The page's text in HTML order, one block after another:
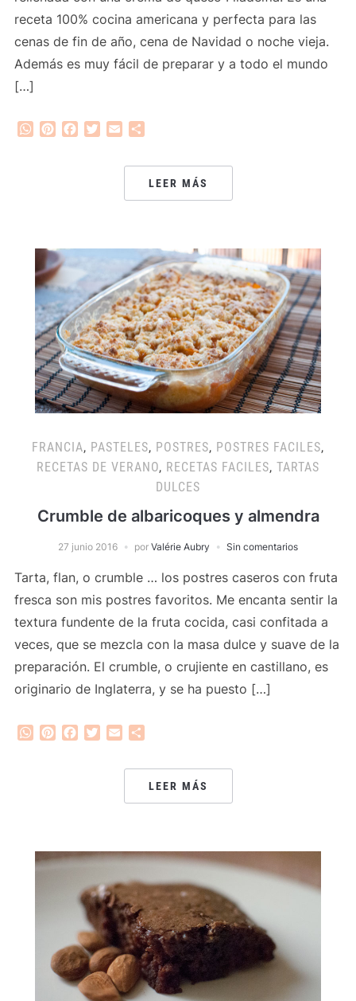
receta 100% cocina americana y perfecta para las
cenas de fin de año, cena de Navidad o noche vieja.
Además es muy fácil de preparar y a todo el mundo
[…]
WhatsApp
PinterestFacebook
Twitter
Email
LEER MÁS
FRANCIA, PASTELES, POSTRES, POSTRES FACILES,
RECETAS DE VERANO, RECETAS FACILES, TARTAS
DULCES
Crumble de albaricoques y almendra
27 junio 2016 por Valérie Aubry Sin comentarios
Tarta, flan, o crumble … los postres caseros con fruta
fresca son mis postres favoritos. Me encanta sentir la
textura fundente de la fruta cocida, casi confitada a
veces, que se mezcla con la masa dulce y suave de la
preparación. El crumble, o crujiente en castillano, es
originario de Inglaterra, y se ha puesto […]
WhatsApp
PinterestFacebook
Twitter
Email
LEER MÁS